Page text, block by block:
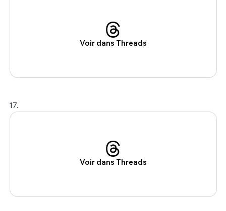
Voir dans Threads
17.
Voir dans Threads